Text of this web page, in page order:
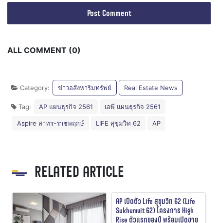
ALL COMMENT (0)
Category: ข่าวอสังหาริมทรัพย์ Real Estate News
Tag: AP แผนธุรกิจ 2561 เอพี แผนธุรกิจ 2561
Aspire สาทร-ราชพฤกษ์ LIFE สุขุมวิท 62 AP
RELATED ARTICLE
AP เปิดตัว Life สุขุมวิท 62 (Life
Sukhumvit 62) โครงการ High
Rise ตัวแรกของปี พร้อมเปิดขาย